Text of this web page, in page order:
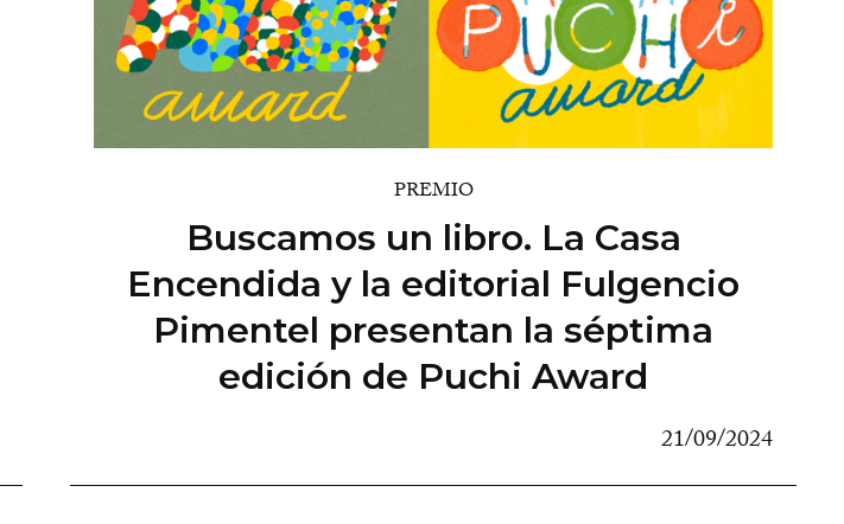
PREMIO
Buscamos un libro. La Casa
Encendida y la editorial Fulgencio
Pimentel presentan la séptima
edición de Puchi Award
21/09/2024